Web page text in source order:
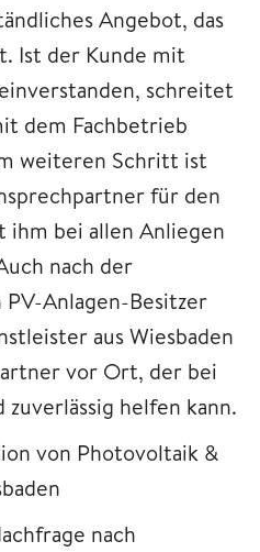
Angebot, das
Ist der Kunde mit
schreitet
dem Fachbetrieb
weiteren Schritt ist
für den
ihm bei allen Anliegen
nach der
Anlagen-Besitzer
aus Wiesbaden
vor Ort, der bei
helfen kann.
von Photovoltaik &
nach